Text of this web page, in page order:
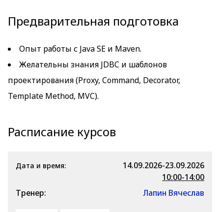
Предварительная подготовка
Опыт работы с Java SE и Maven.
Желательны знания JDBC и шаблонов
проектирования (Proxy, Command, Decorator,
Template Method, MVC).
Расписание курсов
Дата и время:
14.09.2026-23.09.2026
10:00-14:00
Тренер:
Лапин Вячеслав